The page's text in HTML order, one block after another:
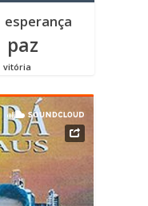
esperança
paz
vitória